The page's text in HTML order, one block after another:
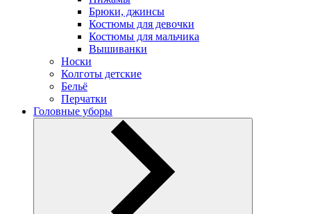
Брюки, джинсы
Костюмы для девочки
Костюмы для мальчика
Вышиванки
Носки
Колготы детские
Бельё
Перчатки
Головные уборы